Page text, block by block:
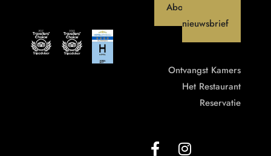
Abonneer op onze
nieuwsbrief
Ontvangst Kamers
Het Restaurant
Reservatie